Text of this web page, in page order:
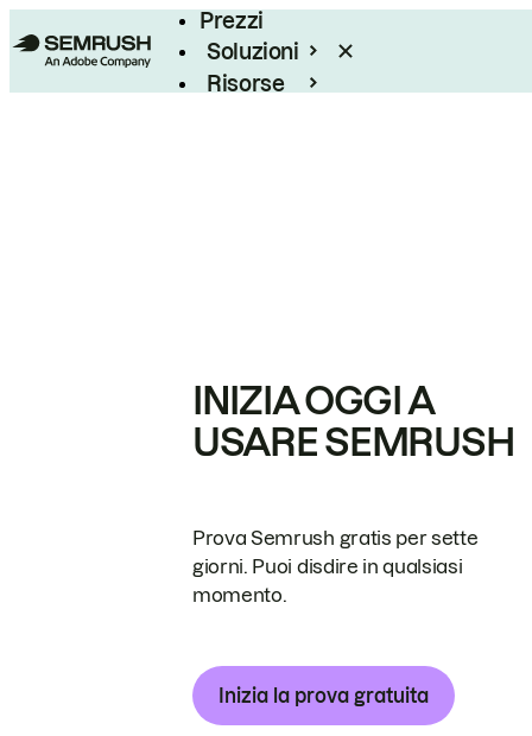
Prezzi
Soluzioni
Risorse
INIZIA OGGI A
USARE SEMRUSH
Prova Semrush gratis per sette
giorni. Puoi disdire in qualsiasi
momento.
Inizia la prova gratuita